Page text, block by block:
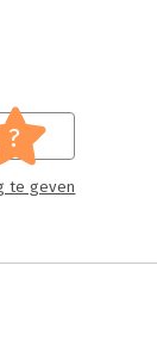
?
te geven